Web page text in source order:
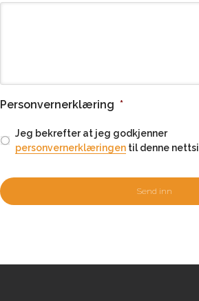
Personvernerklæring *
Jeg bekrefter at jeg godkjenner
personvernerklæringen til denne
A
P